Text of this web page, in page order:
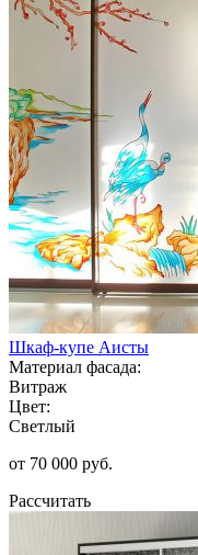
Шкаф-купе Аисты
Материал фасада:
Витраж
Цвет:
Светлый
от 70 000 руб.
Рассчитать